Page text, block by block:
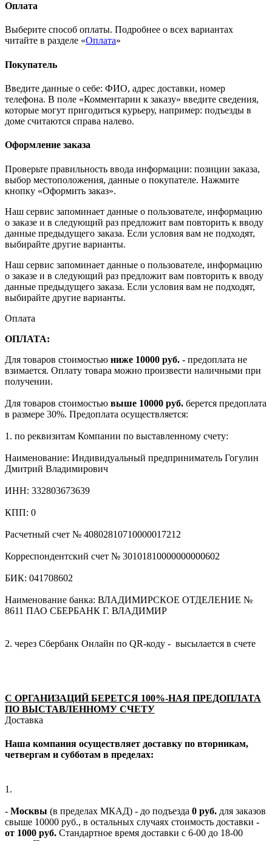
Оплата
Выберите способ оплаты. Подробнее о всех вариантах
читайте в разделе «Оплата»
Покупатель
Введите данные о себе: ФИО, адрес доставки, номер
телефона. В поле «Комментарии к заказу» введите сведения,
которые могут пригодиться курьеру, например: подъезды в
доме считаются справа налево.
Оформление заказа
Проверьте правильность ввода информации: позиции заказа,
выбор местоположения, данные о покупателе. Нажмите
кнопку «Оформить заказ».
Наш сервис запоминает данные о пользователе, информацию
о заказе и в следующий раз предложит вам повторить к вводу
данные предыдущего заказа. Если условия вам не подходят,
выбирайте другие варианты.
Наш сервис запоминает данные о пользователе, информацию
о заказе и в следующий раз предложит вам повторить к вводу
данные предыдущего заказа. Если условия вам не подходят,
выбирайте другие варианты.
Оплата
ОПЛАТА:
Для товаров стоимостью ниже 10000 руб. - предоплата не
взимается. Оплату товара можно произвести наличными при
получении.
Для товаров стоимостью выше 10000 руб. берется предоплата
в размере 30%. Предоплата осуществляется:
1. по реквизитам Компании по выставленному счету:
Наименование: Индивидуальный предприниматель Гогулин
Дмитрий Владимирович
ИНН: 332803673639
КПП: 0
Расчетный счет № 40802810710000017212
Корреспондентский счет № 30101810000000000602
БИК: 041708602
Наименование банка: ВЛАДИМИРСКОЕ ОТДЕЛЕНИЕ №
8611 ПАО СБЕРБАНК Г. ВЛАДИМИР
2. через Сбербанк Онлайн по QR-коду - высылается в счете
С ОРГАНИЗАЦИЙ БЕРЕТСЯ 100%-НАЯ ПРЕДОПЛАТА
ПО ВЫСТАВЛЕННОМУ СЧЕТУ
Доставка
Наша компания осуществляет доставку по вторникам,
четвергам и субботам в пределах:
1.
- Москвы (в пределах МКАД) - до подъезда 0 руб. для заказов
свыше 10000 руб., в остальных случаях стоимость доставки -
от 1000 руб. Стандартное время доставки с 6-00 до 18-00